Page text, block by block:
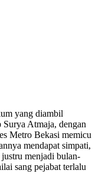
yang diambil
Atmaja, dengan
Metro Bekasi memicu
mendapat simpati,
menjadi bulan-
sang pejabat terlalu